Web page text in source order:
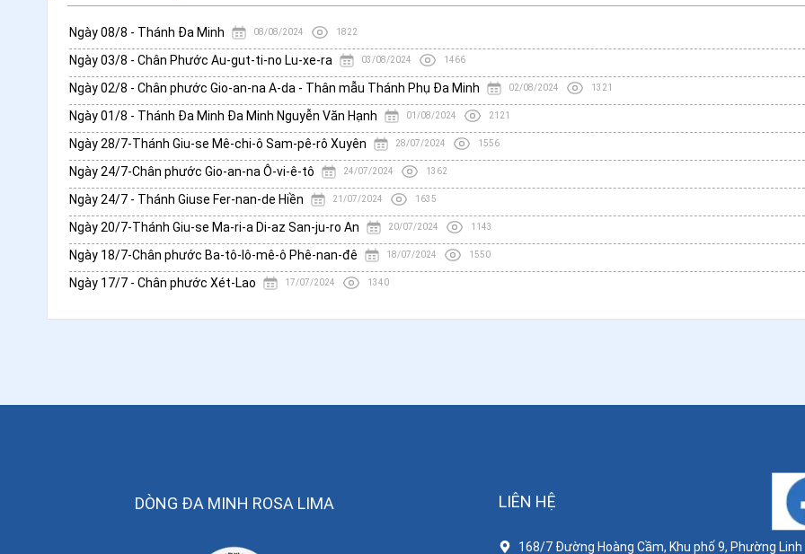
Ngày 08/8 - Thánh Đa Minh 08/08/2024 1822
Ngày 03/8 - Chân Phước Au-gut-ti-no Lu-xe-ra 03/08/2024 1466
Ngày 02/8 - Chân phước Gio-an-na A-da - Thân mẫu Thánh Phụ Đa Minh 02/08/2024 1321
Ngày 01/8 - Thánh Đa Minh Đa Minh Nguyễn Văn Hạnh 01/08/2024 2121
Ngày 28/7-Thánh Giu-se Mê-chi-ô Sam-pê-rô Xuyên 28/07/2024 1556
Ngày 24/7-Chân phước Gio-an-na Ô-vi-ê-tô 24/07/2024 1362
Ngày 24/7 - Thánh Giuse Fer-nan-de Hiền 21/07/2024 1635
Ngày 20/7-Thánh Giu-se Ma-ri-a Di-az San-ju-ro An 20/07/2024 1143
Ngày 18/7-Chân phước Ba-tô-lô-mê-ô Phê-nan-đê 18/07/2024 1550
Ngày 17/7 - Chân phước Xét-Lao 17/07/2024 1340
DÒNG ĐA MINH ROSA LIMA LIÊN HỆ
168/7 Đường Hoàng Cầm, Khu phố 9, Phường